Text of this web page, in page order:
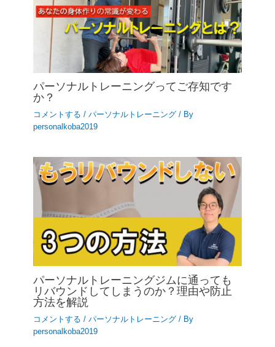
パーソナルトレーニングってご存知です
か？
コメントする /パーソナルトレーニング / By
personalkoba2019
パーソナルトレーニングジムに通っても
リバウンドしてしまうのか？理由や防止
方法を解説
コメントする /パーソナルトレーニング / By
personalkoba2019